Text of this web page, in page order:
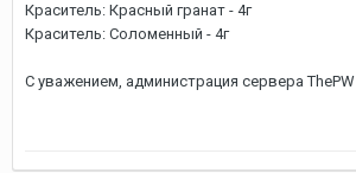
Краситель: Красный гранат - 4г
Краситель: Соломенный - 4г
С уважением, администрация сервера ThePW